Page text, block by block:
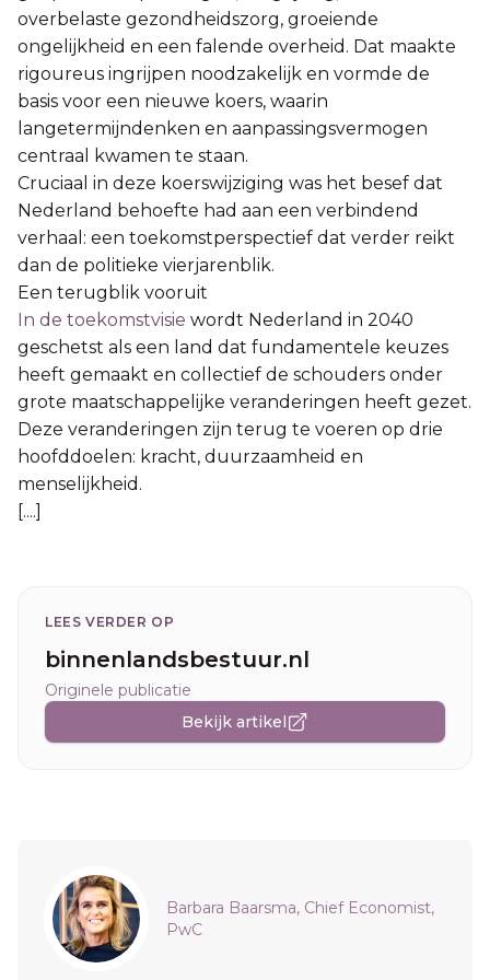
overbelaste gezondheidszorg, groeiende
ongelijkheid en een falende overheid. Dat maakte
rigoureus ingrijpen noodzakelijk en vormde de
basis voor een nieuwe koers, waarin
langetermijndenken en aanpassingsvermogen
centraal kwamen te staan.
Cruciaal in deze koerswijziging was het besef dat
Nederland behoefte had aan een verbindend
verhaal: een toekomstperspectief dat verder reikt
dan de politieke vierjarenblik.
Een terugblik vooruit
In de toekomstvisie wordt Nederland in 2040
geschetst als een land dat fundamentele keuzes
heeft gemaakt en collectief de schouders onder
grote maatschappelijke veranderingen heeft gezet.
Deze veranderingen zijn terug te voeren op drie
hoofddoelen: kracht, duurzaamheid en
menselijkheid.
[....]
LEES VERDER OP
binnenlandsbestuur.nl
Originele publicatie
Bekijk artikel
Sidebar
Barbara Baarsma, Chief Economist,
PwC